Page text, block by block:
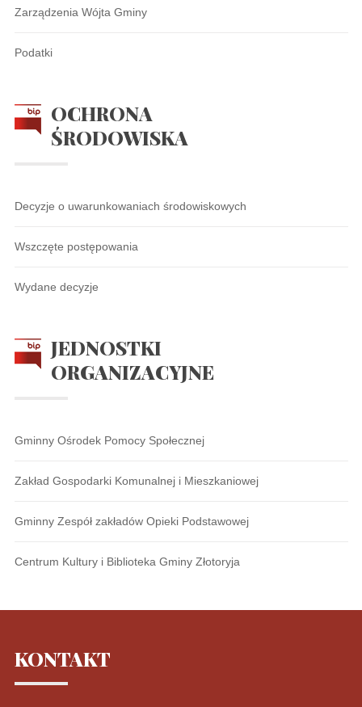
Zarządzenia Wójta Gminy
Podatki
OCHRONA
ŚRODOWISKA
Decyzje o uwarunkowaniach środowiskowych
Wszczęte postępowania
Wydane decyzje
JEDNOSTKI
ORGANIZACYJNE
Gminny Ośrodek Pomocy Społecznej
Zakład Gospodarki Komunalnej i Mieszkaniowej
Gminny Zespół zakładów Opieki Podstawowej
Centrum Kultury i Biblioteka Gminy Złotoryja
KONTAKT